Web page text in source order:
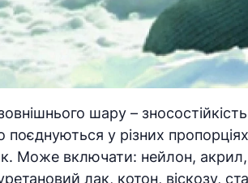
шару –
поєднуються у різних
Може включати: нейлон, акрил,
лак, котон, віскозу,